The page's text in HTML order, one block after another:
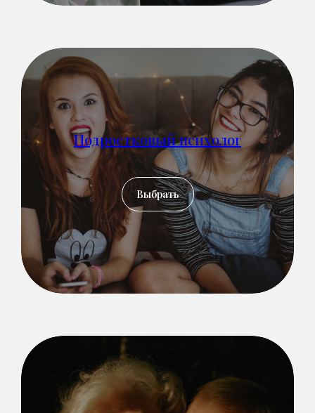
Подростковый психолог
Выбрать
Записаться на приём
Связаться в телеграм
© 2015-2025 Mental Health Center в Москве
Политика конфиденциальности
Реквизиты
info@mhcenter.ru
Договор оферты